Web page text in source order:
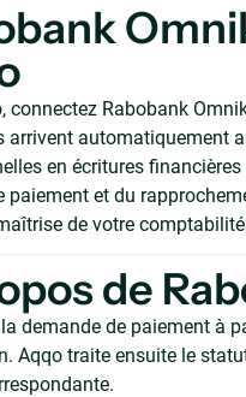
connectez Rabobank
arrivent automatiquement
en écritures
paiement et du
de votre
de
demande de paiement à
Aqqo traite ensuite le